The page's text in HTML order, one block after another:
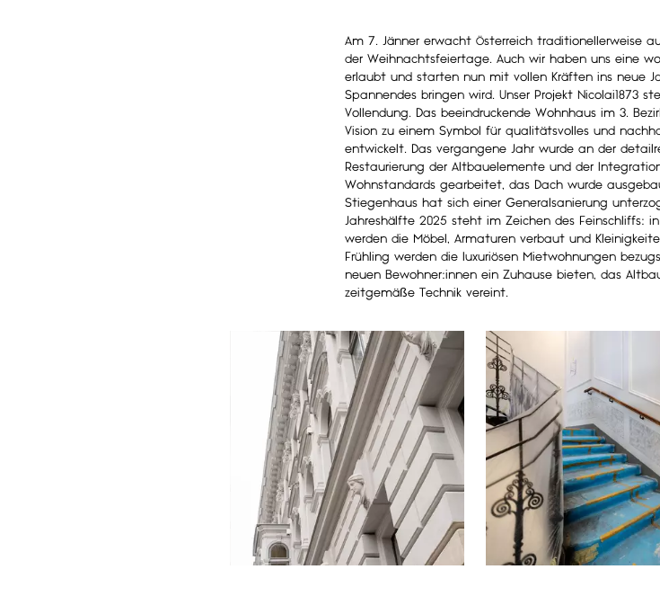
Am 7. Jänner erwacht Österreich traditionellerweise
der Weihnachtsfeiertage. Auch wir haben uns eine
erlaubt und starten nun mit vollen Kräften ins neue
Spannendes bringen wird. Unser Projekt Nicolai1873
Vollendung. Das beeindruckende Wohnhaus im 3.
Vision zu einem Symbol für qualitätsvolles und
entwickelt. Das vergangene Jahr wurde an der
Restaurierung der Altbauelemente und der
Wohnstandards gearbeitet, das Dach wurde
Stiegenhaus hat sich einer Generalsanierung
Jahreshälfte 2025 steht im Zeichen des Feinschliffs:
werden die Möbel, Armaturen verbaut und
Frühling werden die luxuriösen Mietwohnungen
neuen Bewohner:innen ein Zuhause bieten, das
zeitgemäße Technik vereint.